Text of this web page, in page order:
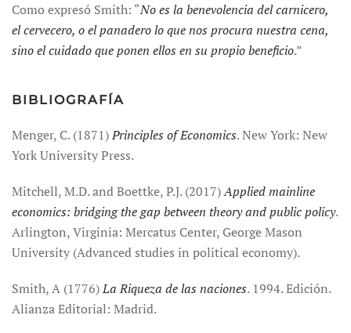
Como expresó Smith: “No es la benevolencia del carnicero,
el cervecero, o el panadero lo que nos procura nuestra cena,
sino el cuidado que ponen ellos en su propio beneficio.”
BIBLIOGRAFÍA
Menger, C. (1871)Principles of Economics. New York: New
York University Press.
Mitchell, M.D. and Boettke, P.J. (2017)Applied mainline
economics: bridging the gap between theory and public policy.
Arlington, Virginia: Mercatus Center, George Mason
University (Advanced studies in political economy).
Smith, A (1776)La Riqueza de las naciones. 1994. Edición.
Alianza Editorial: Madrid.